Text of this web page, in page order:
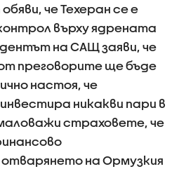
че Техеран се е
върху ядрената
на САЩ заяви, че
преговорите ще бъде
настоя, че
никакви пари в
страховете, че
на Ормузкия